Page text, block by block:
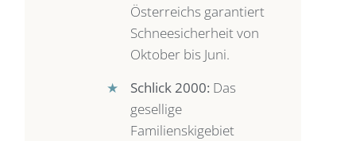
Österreichs garantiert
Schneesicherheit von
Oktober bis Juni.
★
Schlick 2000: Das
gesellige
Familienskigebiet